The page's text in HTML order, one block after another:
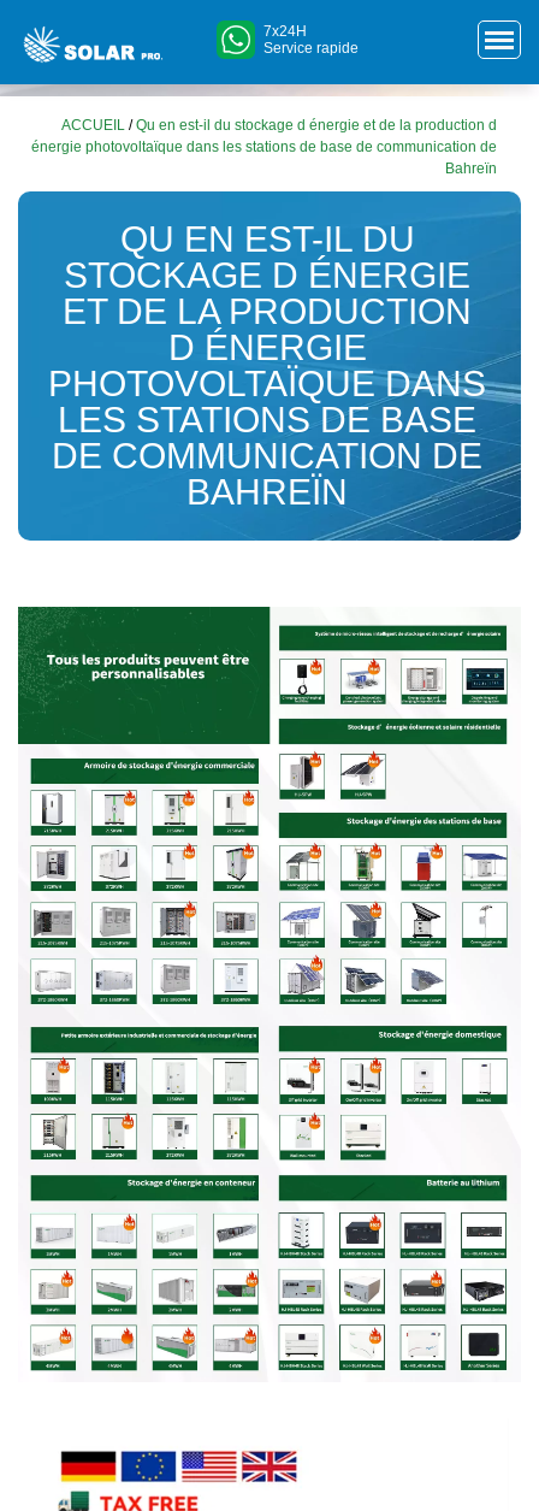
7x24H
Service rapide
ACCUEIL /Qu en est-il du stockage d énergie et de la production d
énergie photovoltaïque dans les stations de base de communication de
Bahreïn
QU EN EST-IL DU
STOCKAGE D ÉNERGIE
ET DE LA PRODUCTION
D ÉNERGIE
PHOTOVOLTAÏQUE DANS
LES STATIONS DE BASE
DE COMMUNICATION DE
BAHREÏN